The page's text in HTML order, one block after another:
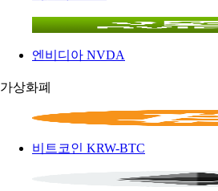
엔비디아 NVDA
가상화폐
비트코인 KRW-BTC